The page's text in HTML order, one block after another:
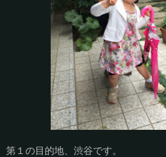
第１の目的地、渋谷です。